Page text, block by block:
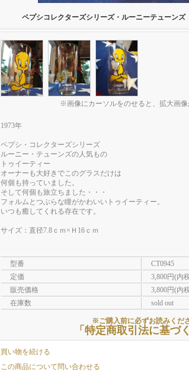
ペプシコレクターズシリーズ・ルーニーテューン
※画像にカーソルをのせると、拡大画像
1973年
ペプシ・コレクターズシリーズ
ルーニー・テューンズの人気もの
トゥイーティー
オーナーも大好きでこのグラスだけは
何個も持っていました。
そして何個も旅立ちました・・・
フォルムとつぶらな瞳がかわいいトゥイーティー。
いつも癒してくれる存在です。
サイズ：直径7.8ｃｍ×Ｈ16ｃｍ
型番
CT0945
定価
3,800円(内
販売価格
3,800円(内
在庫数
sold out
※ご購入前に必ずお読みくださ
「特定商取引法に基づ
買い物を続ける
この商品について問い合わせる